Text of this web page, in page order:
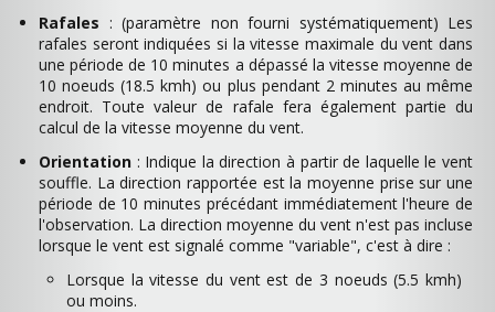
Rafales : (paramètre non fourni systématiquement) Les
rafales seront indiquées si la vitesse maximale du vent dans
une période de 10 minutes a dépassé la vitesse moyenne de
10 noeuds (18.5 kmh) ou plus pendant 2 minutes au même
endroit. Toute valeur de rafale fera également partie du
calcul de la vitesse moyenne du vent.
Orientation : Indique la direction à partir de laquelle le vent
souffle. La direction rapportée est la moyenne prise sur une
période de 10 minutes précédant immédiatement l'heure de
l'observation. La direction moyenne du vent n'est pas incluse
lorsque le vent est signalé comme "variable", c'est à dire :
Lorsque la vitesse du vent est de 3 noeuds (5.5 kmh)
ou moins.